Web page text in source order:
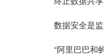
数据安全是
“阿里巴巴和